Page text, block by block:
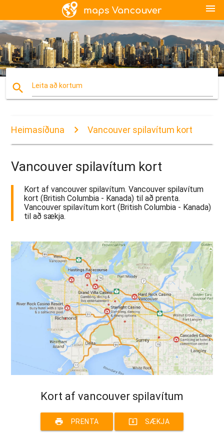
menu
search Leita að kortum
Heimasíðuna Vancouver spilavítum kort
Vancouver spilavítum kort
Kort af vancouver spilavítum. Vancouver spilavítum
kort (British Columbia - Kanada) til að prenta.
Vancouver spilavítum kort (British Columbia - Kanada)
til að sækja.
Kort af vancouver spilavítum
print PRENTA system_update_alt SÆKJA